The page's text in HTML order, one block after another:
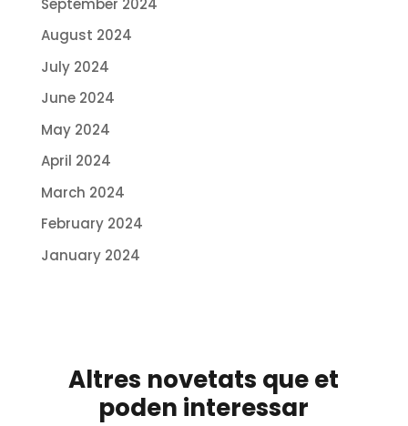
August 2024
July 2024
June 2024
May 2024
April 2024
March 2024
February 2024
January 2024
Altres novetats que et
poden interessar